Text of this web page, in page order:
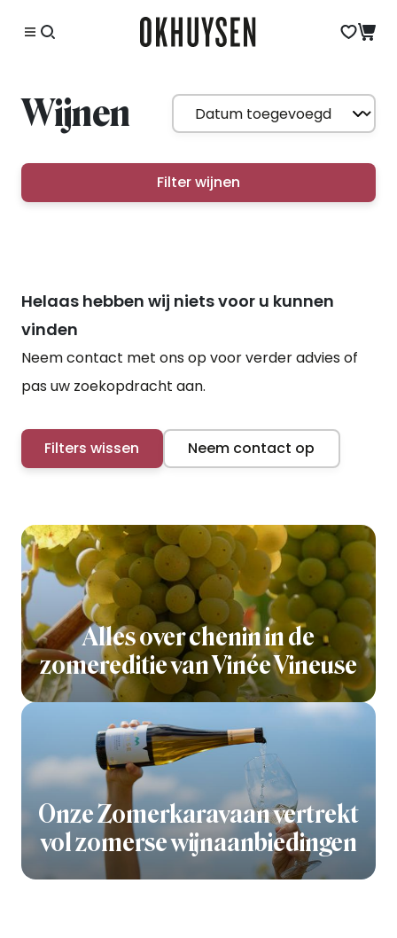
Wijnen
Filter wijnen
Helaas hebben wij niets voor u kunnen
vinden
Neem contact met ons op voor verder advies of
pas uw zoekopdracht aan.
Filters wissen Neem contact op
Alles over chenin in de
zomereditie van Vinée Vineuse
Onze Zomerkaravaan vertrekt
vol zomerse wijnaanbiedingen